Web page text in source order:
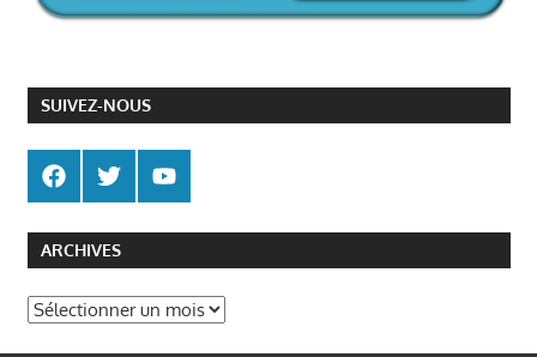
SUIVEZ-NOUS
ARCHIVES
Archives